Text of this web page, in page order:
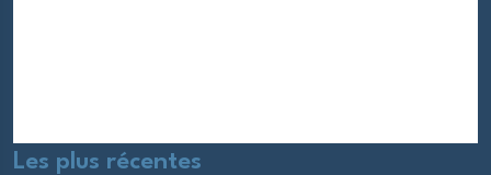
Les plus récentes